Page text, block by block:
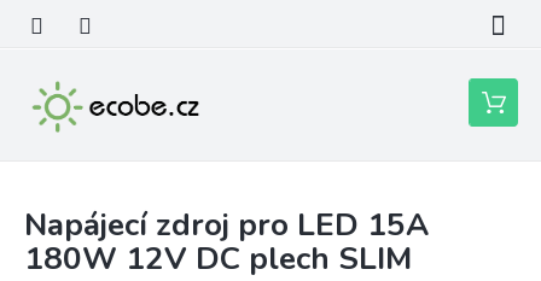
obsah
Nákupní
košík
Napájecí zdroj pro LED 15A
180W 12V DC plech SLIM